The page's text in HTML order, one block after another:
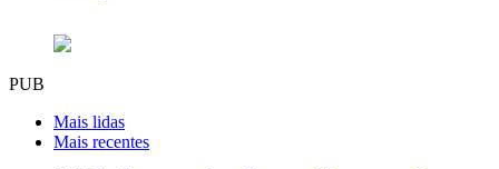
PUB
Mais lidas
Mais recentes